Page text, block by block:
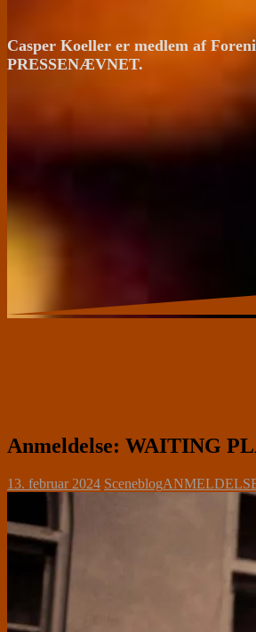
Casper Koeller er medlem af
PRESSENÆVNET.
Anmeldelse: WAITING
13. februar 2024 Sceneblog